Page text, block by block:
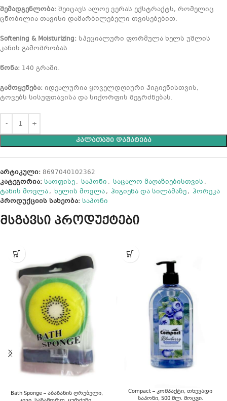
შემადგენლობა: შეიცავს ალოე ვერას ექსტრაქტს, რომელიც
ცნობილია თავისი დამარბილებელი თვისებებით.
Softening & Moisturizing: სპეციალური ფორმულა ხელს უშლის
კანის გამოშრობას.
წონა: 140 გრამი.
გამოყენება: იდეალურია ყოველდღიური ჰიგიენისთვის,
ტოვებს სისუფთავისა და სიქორფის შეგრძნებას.
ᲙᲐᲚᲐᲗᲐᲨᲘ ᲓᲐᲛᲐᲢᲔᲑᲐ
არტიკული: 8697040102362
კატეგორია: საოფისე, საპონი , საცალო მაღაზიებისთვის ,
ტანის მოვლა, ხელის მოვლა, ჰიგიენა და სილამაზე, ჰორეკა
პროდუქციის სახეობა: საპონი
მსგავსი პროდუქტები
Bath Sponge – აბაზანის ღრუბელი,
Compact – კომპაქტი, თხევადი
საპონი, 500 მლ. მოცვი.